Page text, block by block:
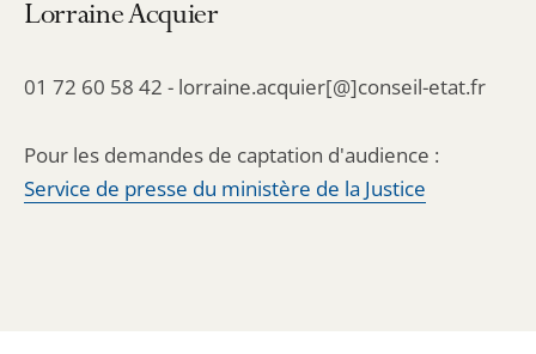
Lorraine Acquier
01 72 60 58 42 - lorraine.acquier[@]conseil-etat.fr
Pour les demandes de captation d'audience :
Service de presse du ministère de la Justice